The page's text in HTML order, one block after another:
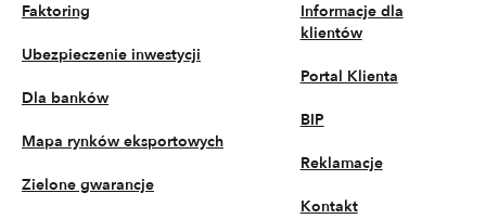
Faktoring
Ubezpieczenie inwestycji
Dla banków
Mapa rynków eksportowych
Zielone gwarancje
Informacje dla
klientów
Portal Klienta
BIP
Reklamacje
Kontakt